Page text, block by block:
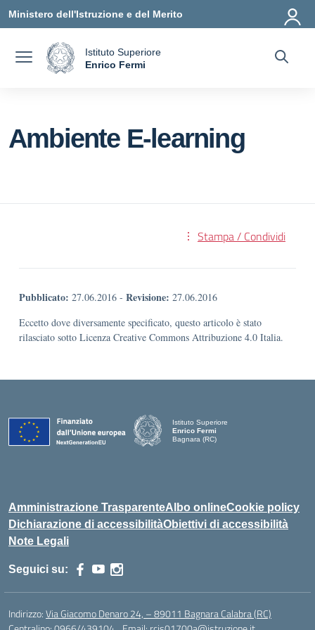
Vai ai contenuti
Vai al menu di navigazione
Vai al footer
Ministero dell'Istruzione e del Merito
Istituto Superiore
Enrico Fermi
Ambiente E-learning
Stampa / Condividi
Pubblicato: 27.06.2016 - Revisione: 27.06.2016
Eccetto dove diversamente specificato, questo articolo è stato
rilasciato sotto Licenza Creative Commons Attribuzione 4.0 Italia.
Istituto Superiore
Enrico Fermi
Bagnara (RC)
Amministrazione TrasparenteAlbo onlineCookie policy
Dichiarazione di accessibilitàObiettivi di accessibilità
Note Legali
Seguici su:
Indirizzo:Via Giacomo Denaro 24, – 89011 Bagnara Calabra (RC)